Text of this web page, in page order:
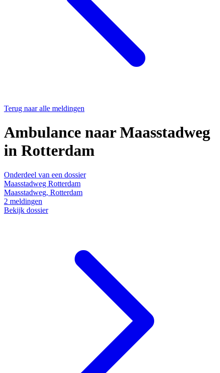
Terug naar alle meldingen
Ambulance naar Maasstadweg
in Rotterdam
Onderdeel van een dossier
Maasstadweg Rotterdam
Maasstadweg, Rotterdam
2 meldingen
Bekijk dossier